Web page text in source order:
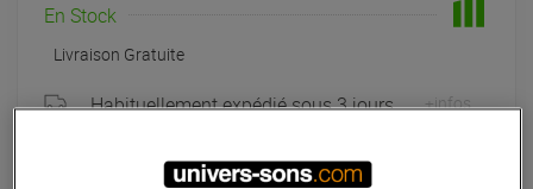
En Stock
Livraison Gratuite
Habituellement expédié sous 3 jours +infos
à Univers-sons